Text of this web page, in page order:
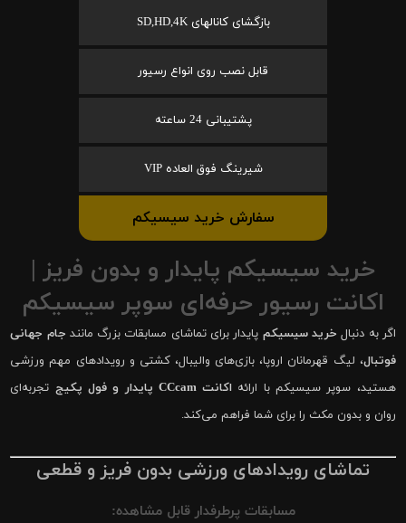
بازگشای کانالهای SD,HD,4K
قابل نصب روی انواع رسیور
پشتیبانی 24 ساعته
شیرینگ فوق العاده VIP
سفارش خرید سیسیکم
خرید سیسیکم پایدار و بدون فریز |
اکانت رسیور حرفه‌ای سوپر سیسیکم
اگر به دنبال خرید سیسیکم پایدار برای تماشای مسابقات بزرگ مانند جام جهانی
فوتبال، لیگ قهرمانان اروپا، بازی‌های والیبال، کشتی و رویدادهای مهم ورزشی
هستید، سوپر سیسیکم با ارائه اکانت CCcam پایدار و فول پکیج
تجربه‌ای
روان و بدون مکث را برای شما فراهم می‌کند.
تماشای رویدادهای ورزشی بدون فریز و قطعی
مسابقات پرطرفدار قابل مشاهده: